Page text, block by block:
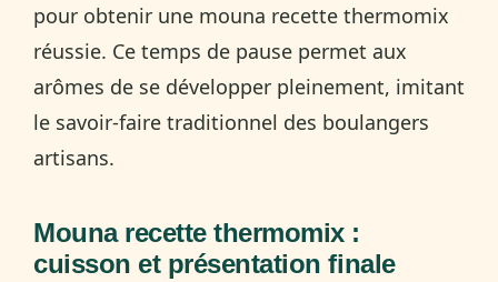
pour obtenir une mouna recette thermomix
réussie. Ce temps de pause permet aux
arômes de se développer pleinement, imitant
le savoir-faire traditionnel des boulangers
artisans.
Mouna recette thermomix :
cuisson et présentation finale